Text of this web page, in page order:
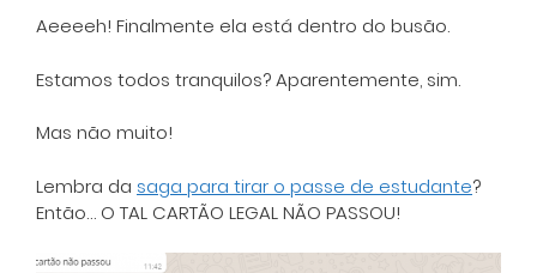
Aeeeeh! Finalmente ela está dentro do busão.
Estamos todos tranquilos? Aparentemente, sim.
Mas não muito!
Lembra da saga para tirar o passe de estudante?
Então… O TAL CARTÃO LEGAL NÃO PASSOU!